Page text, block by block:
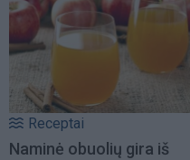
Receptai
Naminė obuolių gira iš